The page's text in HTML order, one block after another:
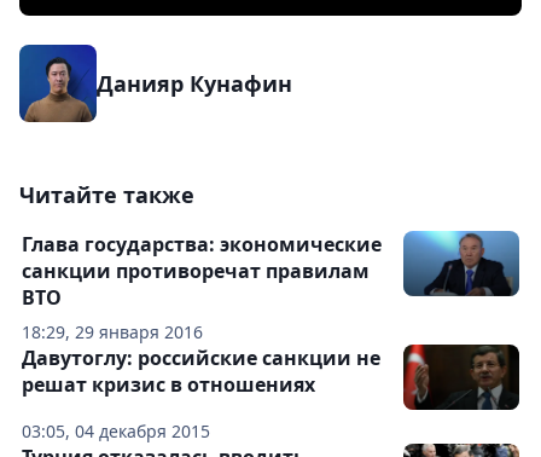
Данияр Кунафин
Читайте также
18:29, 29 января 2016
Глава государства: экономические
санкции противоречат правилам
ВТО
03:05, 04 декабря 2015
Давутоглу: российские санкции не
решат кризис в отношениях